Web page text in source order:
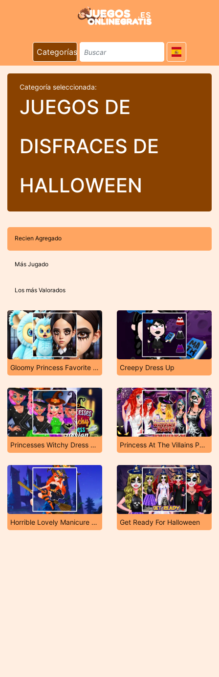
Categorías
Categoría seleccionada:
JUEGOS DE
DISFRACES DE
HALLOWEEN
Recien Agregado
Más Jugado
Los más Valorados
Gloomy Princess Favorite Toy Creepy Dress Up
Princesses Witchy Dress Design Princess At The Villains Party
Horrible Lovely Manicure Halloween Get Ready For Halloween